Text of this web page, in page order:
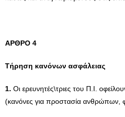
AΡΘΡΟ 4
Τήρηση κανόνων ασφάλειας
1. Οι ερευνητές\τριες του Π.Ι.
(κανόνες για προστασία ανθρώπων,